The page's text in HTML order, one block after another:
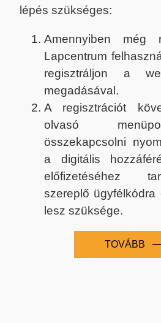
lépés szükséges:
Amennyiben még
Lapcentrum
regisztráljon a
megadásával.
A regisztrációt
olvasó
összekapcsolni
a digitális
előfizetéséhez
szereplő ügyfélkódra
lesz szüksége.
TOVÁBB